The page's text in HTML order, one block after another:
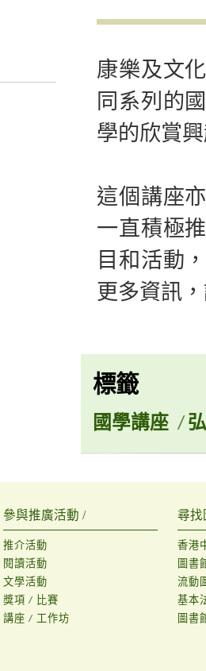
康樂及文
同系列的
學的欣賞
這個講座
一直積極
目和活動
更多資訊
標籤
國學講座 /
參與推廣活動 /
推介活動
閱讀活動
文學活動
獎項 / 比賽
講座 / 工作坊
尋找
香港
圖書
流動
基本
圖書